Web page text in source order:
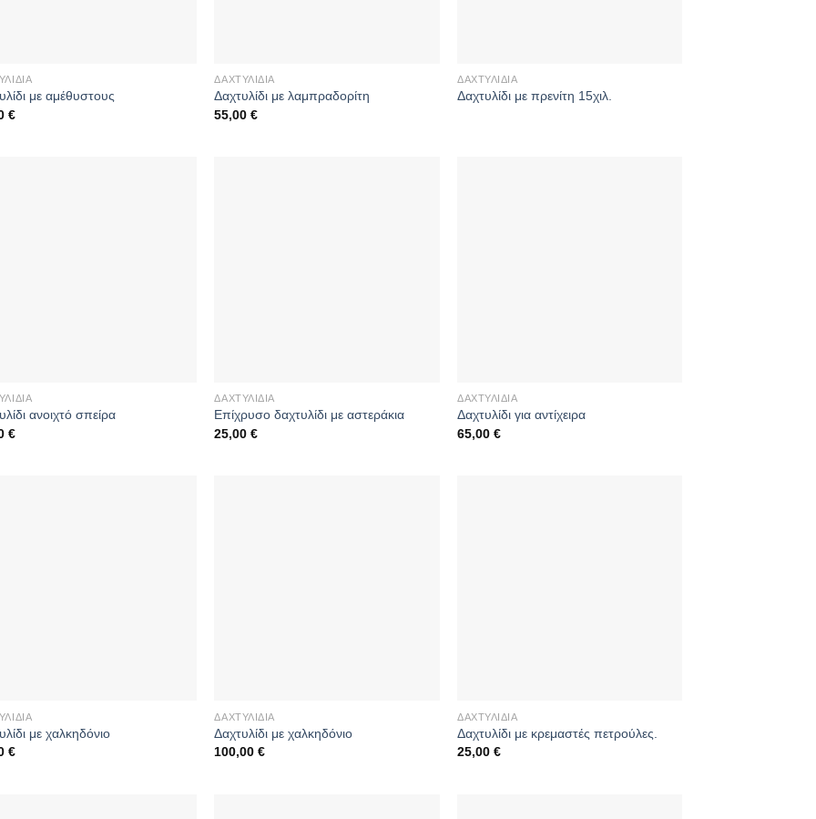
με αμέθυστους
€
ΔΑΧΤΥΛΊΔΙΑ
Δαχτυλίδι με λαμπραδορίτη
55,00€
ΔΑΧΤΥΛΊΔΙΑ
Δαχτυλίδι με πρενίτη 15χιλ.
ανοιχτό σπείρα
€
ΔΑΧΤΥΛΊΔΙΑ
Επίχρυσο δαχτυλίδι με αστεράκια
25,00€
ΔΑΧΤΥΛΊΔΙΑ
Δαχτυλίδι για αντίχειρα
65,00€
με χαλκηδόνιο
€
ΔΑΧΤΥΛΊΔΙΑ
Δαχτυλίδι με χαλκηδόνιο
100,00€
ΔΑΧΤΥΛΊΔΙΑ
Δαχτυλίδι με κρεμαστές πετρούλες.
25,00€